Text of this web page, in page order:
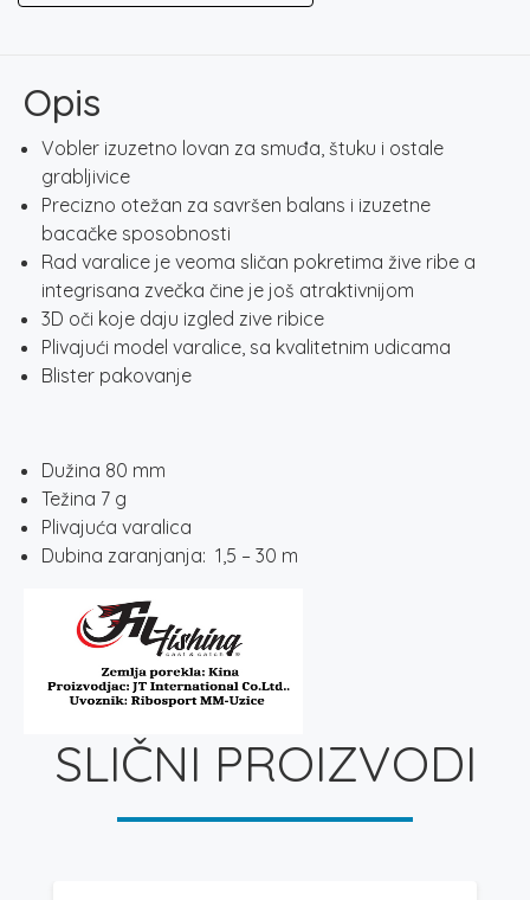
Opis
Vobler izuzetno lovan za smuđa, štuku i ostale
grabljivice
Precizno otežan za savršen balans i izuzetne
bacačke sposobnosti
Rad varalice je veoma sličan pokretima žive ribe a
integrisana zvečka čine je još atraktivnijom
3D oči koje daju izgled zive ribice
Plivajući model varalice, sa kvalitetnim udicama
Blister pakovanje
Dužina 80 mm
Težina 7 g
Plivajuća varalica
Dubina zaranjanja: 1,5 – 30 m
SLIČNI PROIZVODI